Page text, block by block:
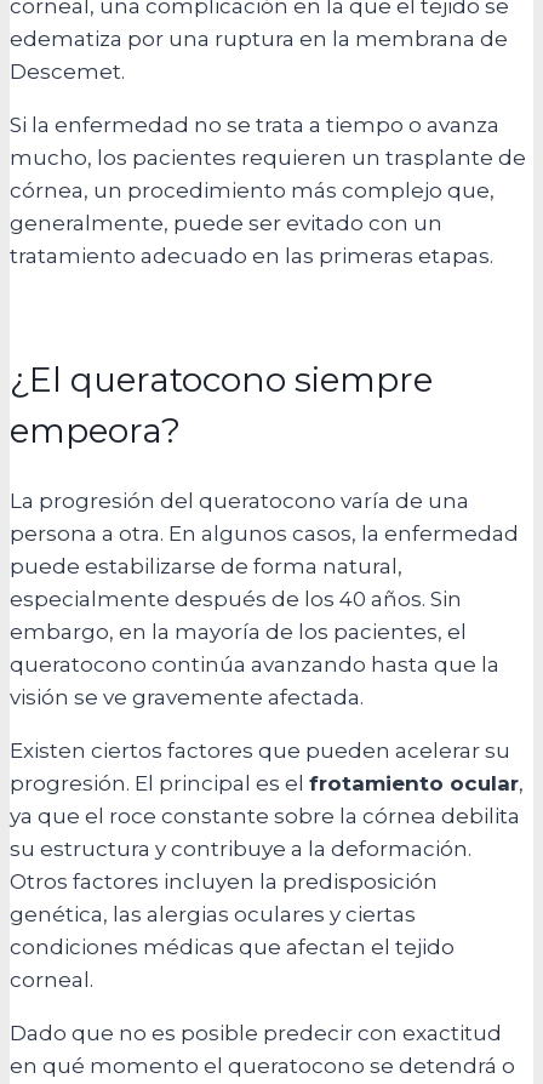
corneal, una complicación en la que el tejido se
edematiza por una ruptura en la membrana de
Descemet.
Si la enfermedad no se trata a tiempo o avanza
mucho, los pacientes requieren un trasplante de
córnea, un procedimiento más complejo que,
generalmente, puede ser evitado con un
tratamiento adecuado en las primeras etapas.
¿El queratocono siempre
empeora?
La progresión del queratocono varía de una
persona a otra. En algunos casos, la enfermedad
puede estabilizarse de forma natural,
especialmente después de los 40 años. Sin
embargo, en la mayoría de los pacientes, el
queratocono continúa avanzando hasta que la
visión se ve gravemente afectada.
Existen ciertos factores que pueden acelerar su
progresión. El principal es el frotamiento ocular,
ya que el roce constante sobre la córnea debilita
su estructura y contribuye a la deformación.
Otros factores incluyen la predisposición
genética, las alergias oculares y ciertas
condiciones médicas que afectan el tejido
corneal.
Dado que no es posible predecir con exactitud
en qué momento el queratocono se detendrá o